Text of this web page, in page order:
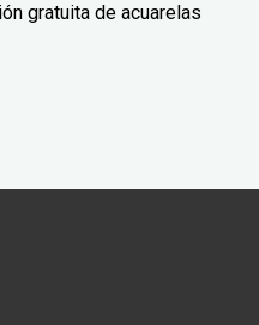
gratuita de acuarelas